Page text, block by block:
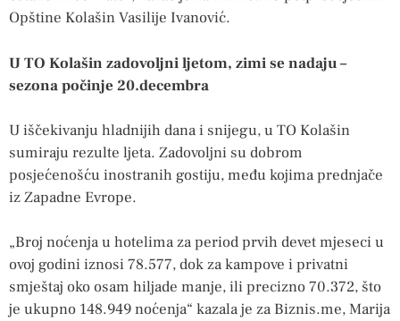
Opštine Kolašin Vasilije Ivanović.
U TO Kolašin zadovoljni ljetom, zimi se nadaju –
sezona počinje 20.decembra
U iščekivanju hladnijih dana i snijegu, u TO Kolašin
sumiraju rezulte ljeta. Zadovoljni su dobrom
posjećenošću inostranih gostiju, među kojima prednjače
iz Zapadne Evrope.
„Broj noćenja u hotelima za period prvih devet mjeseci u
ovoj godini iznosi 78.577, dok za kampove i privatni
smještaj oko osam hiljade manje, ili precizno 70.372, što
je ukupno 148.949 noćenja“ kazala je za Biznis.me, Marija